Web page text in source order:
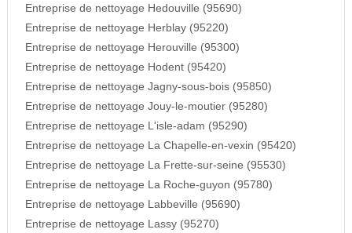
Entreprise de nettoyage Hedouville (95690)
Entreprise de nettoyage Herblay (95220)
Entreprise de nettoyage Herouville (95300)
Entreprise de nettoyage Hodent (95420)
Entreprise de nettoyage Jagny-sous-bois (95850)
Entreprise de nettoyage Jouy-le-moutier (95280)
Entreprise de nettoyage L'isle-adam (95290)
Entreprise de nettoyage La Chapelle-en-vexin (95420)
Entreprise de nettoyage La Frette-sur-seine (95530)
Entreprise de nettoyage La Roche-guyon (95780)
Entreprise de nettoyage Labbeville (95690)
Entreprise de nettoyage Lassy (95270)